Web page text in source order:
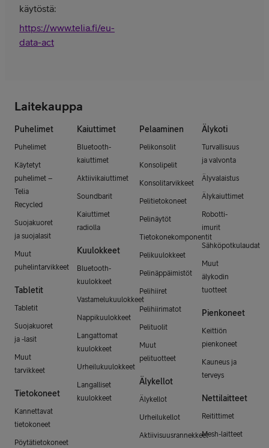
käytöstä:
https://www.telia.fi/eu-
data-act
Laitekauppa
Puhelimet
Puhelimet
Käytetyt
puhelimet –
Telia
Recycled
Suojakuoret
ja suojalasit
Muut
puhelintarvikkeet
Tabletit
Tabletit
Suojakuoret
ja -lasit
Muut
tarvikkeet
Tietokoneet
Kannettavat
tietokoneet
Pöytätietokoneet
Kaiuttimet
Bluetooth-
kaiuttimet
Aktiivikaiuttimet
Soundbarit
Kaiuttimet
radiolla
Kuulokkeet
Bluetooth-
kuulokkeet
Vastamelukuulokkeet
Nappikuulokkeet
Langattomat
kuulokkeet
Urheilukuulokkeet
Langalliset
kuulokkeet
Pelaaminen
Pelikonsolit
Konsolipelit
Konsolitarvikkeet
Pelitietokoneet
Pelinäytöt
Tietokonekomponentit
Pelikuulokkeet
Pelinäppäimistöt
Pelihiiret
Pelihiirimatot
Pelituolit
Muut
pelituotteet
Älykellot
Älykellot
Urheilukellot
Aktiivisuusrannekkeet
Älykoti
Turvallisuus
ja valvonta
Älyvalaistus
Älykaiuttimet
Robotti-
imurit
Sähköpotkulaudat
Muut
älykodin
tuotteet
Pienkoneet
Keittiön
pienkoneet
Kauneus ja
terveys
Nettilaitteet
Reitittimet
Mesh-laitteet